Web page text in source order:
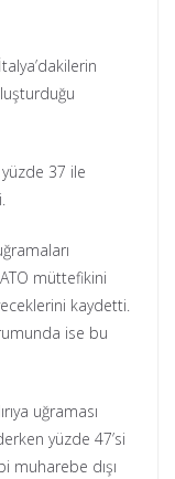
37 ile
müttefikini
kaydetti.
ise bu
uğraması
yüzde 47’si
muharebe dışı